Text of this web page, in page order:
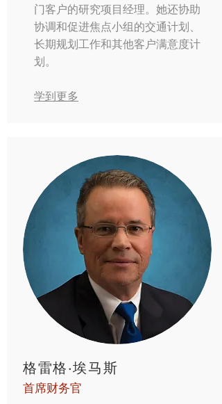
门客户的研究项目经理。她还协助
协调和促进焦点小组的交通计划、
长期规划工作和其他客户满意度计
划。
学到更多
格雷格·埃马斯
首席财务官